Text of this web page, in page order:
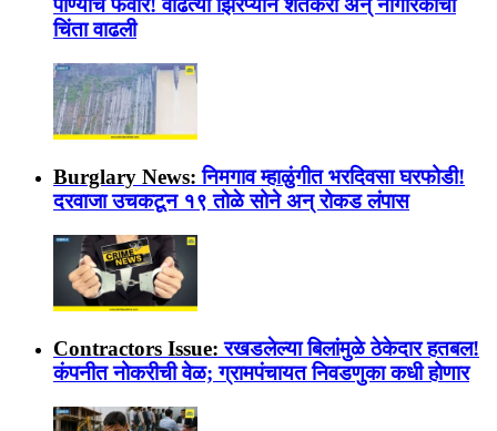
पाण्याचे फवारे! वाढत्या झिरप्याने शेतकरी अन् नागरिकांची
चिंता वाढली
Burglary News: निमगाव म्हाळुंगीत भरदिवसा घरफोडी!
दरवाजा उचकटून १९ तोळे सोने अन् रोकड लंपास
Contractors Issue: रखडलेल्या बिलांमुळे ठेकेदार हतबल!
कंपनीत नोकरीची वेळ; ग्रामपंचायत निवडणुका कधी होणार